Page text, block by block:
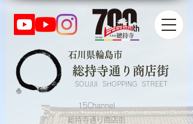
総持寺通り商店街
​石川県輪島市
SOUJIJI SHOPPING STREET
​15Channel
​総持寺通り商店街